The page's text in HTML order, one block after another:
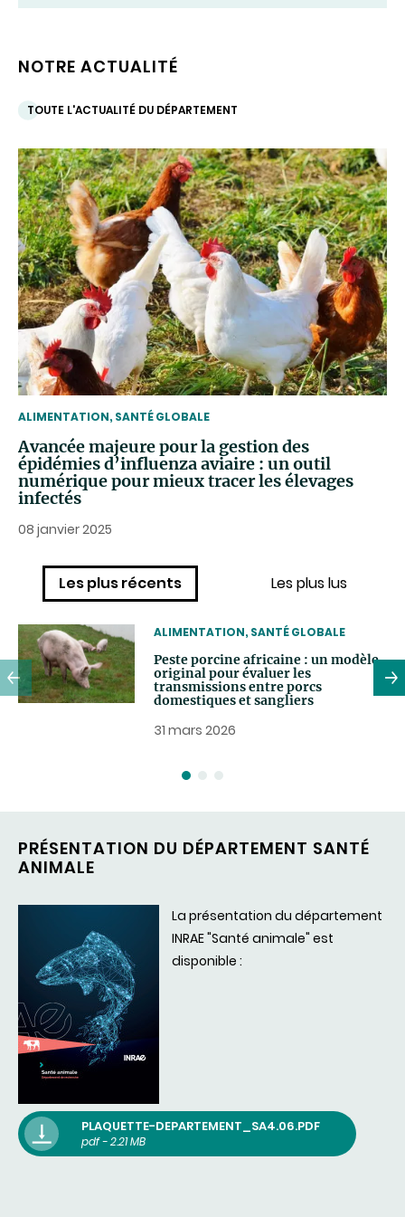
NOTRE ACTUALITÉ
TOUTE L'ACTUALITÉ DU DÉPARTEMENT
THEMATIC
ALIMENTATION, SANTÉ GLOBALE
Avancée majeure pour la gestion des
épidémies d’influenza aviaire : un outil
numérique pour mieux tracer les élevages
infectés
08 janvier 2025
Les plus récents Les plus lus
THEMATIC
ALIMENTATION, SANTÉ GLOBALE
Peste porcine africaine : un modèle
original pour évaluer les
transmissions entre porcs
domestiques et sangliers
31 mars 2026
PRÉSENTATION DU DÉPARTEMENT SANTÉ
ANIMALE
La présentation du département
INRAE "Santé animale" est
disponible :
PLAQUETTE-DEPARTEMENT_SA4.06.PDF
pdf - 2.21 MB